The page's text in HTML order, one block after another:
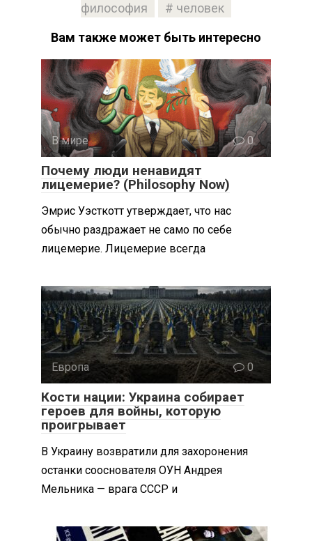
философия
человек
Вам также может быть интересно
В мире 0
Почему люди ненавидят
лицемерие? (Philosophy Now)
Эмрис Уэсткотт утверждает, что нас
обычно раздражает не само по себе
лицемерие. Лицемерие всегда
Европа 0
Кости нации: Украина собирает
героев для войны, которую
проигрывает
В Украину возвратили для захоронения
останки сооснователя ОУН Андрея
Мельника — врага СССР и